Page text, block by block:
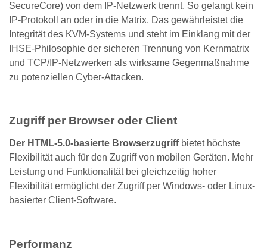
SecureCore) von dem IP-Netzwerk trennt. So gelangt kein
IP-Protokoll an oder in die Matrix. Das gewährleistet die
Integrität des KVM-Systems und steht im Einklang mit der
IHSE-Philosophie der sicheren Trennung von Kernmatrix
und TCP/IP-Netzwerken als wirksame Gegenmaßnahme
zu potenziellen Cyber-Attacken.
Zugriff per Browser oder Client
Der HTML-5.0-basierte Browserzugriffbietet höchste
Flexibilität auch für den Zugriff von mobilen Geräten. Mehr
Leistung und Funktionalität bei gleichzeitig hoher
Flexibilität ermöglicht der Zugriff per Windows- oder Linux-
basierter Client-Software.
Performanz